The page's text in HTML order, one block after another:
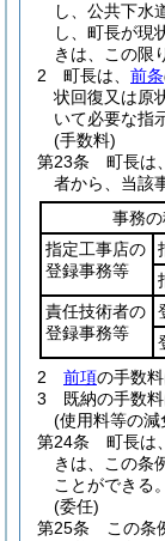
し、公共下水
し、町長が現
きは、この限
2
町長は、 前条
状回復又は原
いて必要な指
(手数料)
第23条
町長は
者から、当該
事務
指定工事店の
登録事務等
責任技術者の
登録事務等
2
前項の手数
3
既納の手数
(使用料等の減
第24条
町長は
きは、この条
ことができる。
(委任)
第25条
この条